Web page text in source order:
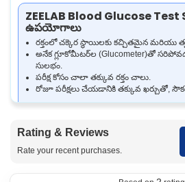
ZEELAB Blood Glucose
ఉపయోగాలు
రక్తంలో చక్కెర స్థాయిలకు కచ్చితమైన మరియు
అనేక గ్లూకోమీటర్‌ల (Glucometer)‌తో
సులభం.
పరీక్ష కోసం చాలా తక్కువ రక్తం చాలు.
రోజూ పరీక్షలు చేయడానికి తక్కువ ఖర్చుతో,
ZEELAB Blood Glucose
చేస్తుంది
ZEELAB Blood Glucose Test Strips మీ
రక్తాన్ని స్ట్రిప్‌పై వేసినప్పుడు, స్ట్రిప్‌పై ఉన్న ప్రత్యేక
Rating & Reviews
Rate your recent purchases.